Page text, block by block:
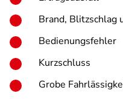
Brand, Blitzschlag
Bedienungsfehler
Kurzschluss
Grobe